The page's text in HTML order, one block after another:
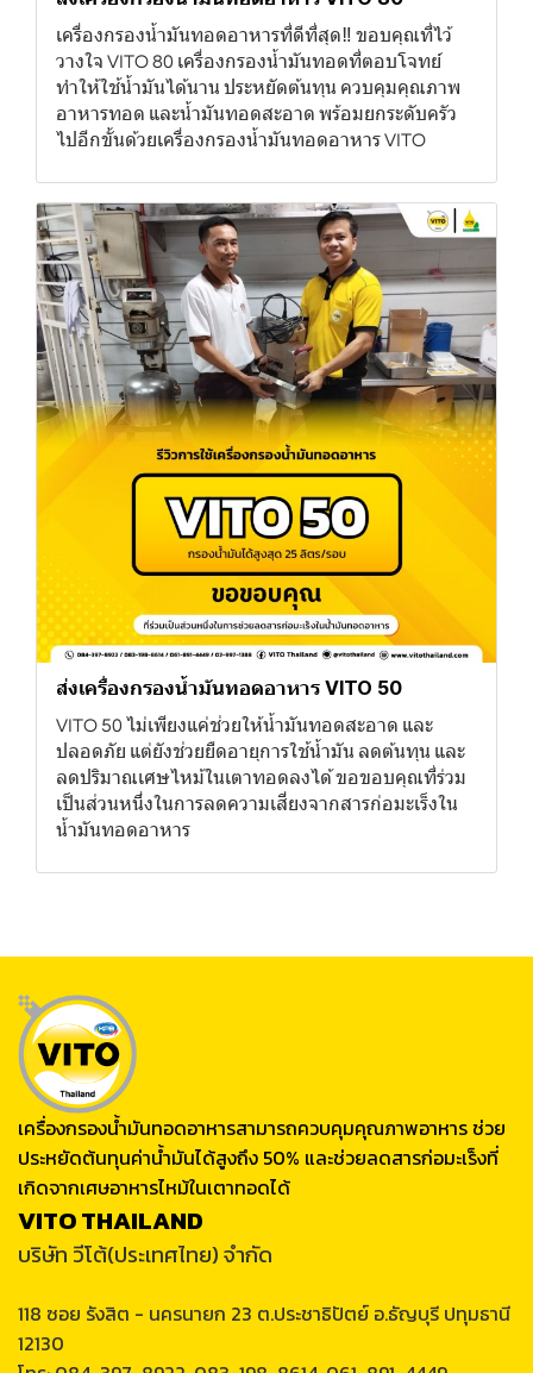
เครื่องกรองน้ำมันทอดอาหารที่ดีที่สุด‼ ขอบคุณที่ไว้
วางใจ VITO 80 เครื่องกรองน้ำมันทอดที่ตอบโจทย์
ทำให้ใช้น้ำมันได้นาน ประหยัดต้นทุน ควบคุมคุณภาพ
อาหารทอด และน้ำมันทอดสะอาด พร้อมยกระดับครัว
ไปอีกขั้นด้วยเครื่องกรองน้ำมันทอดอาหาร VITO
ส่งเครื่องกรองน้ำมันทอดอาหาร VITO 50
VITO 50 ไม่เพียงแค่ช่วยให้น้ำมันทอดสะอาด และ
ปลอดภัย แต่ยังช่วยยืดอายุการใช้น้ำมัน ลดต้นทุน และ
ลดปริมาณเศษไหม้ในเตาทอดลงได้ ขอขอบคุณที่ร่วม
เป็นส่วนหนึ่งในการลดความเสี่ยงจากสารก่อมะเร็งใน
น้ำมันทอดอาหาร
เครื่องกรองน้ำมันทอดอาหารสามารถควบคุมคุณภาพอาหาร ช่วย
ประหยัดต้นทุนค่าน้ำมันได้สูงถึง 50% และช่วยลดสารก่อมะเร็งที่
เกิดจากเศษอาหารไหม้ในเตาทอดได้
VITO THAILAND
บริษัท วีโต้(ประเทศไทย) จำกัด
118 ซอย รังสิต - นครนายก 23 ต.ประชาธิปัตย์ อ.ธัญบุรี ปทุมธานี
12130